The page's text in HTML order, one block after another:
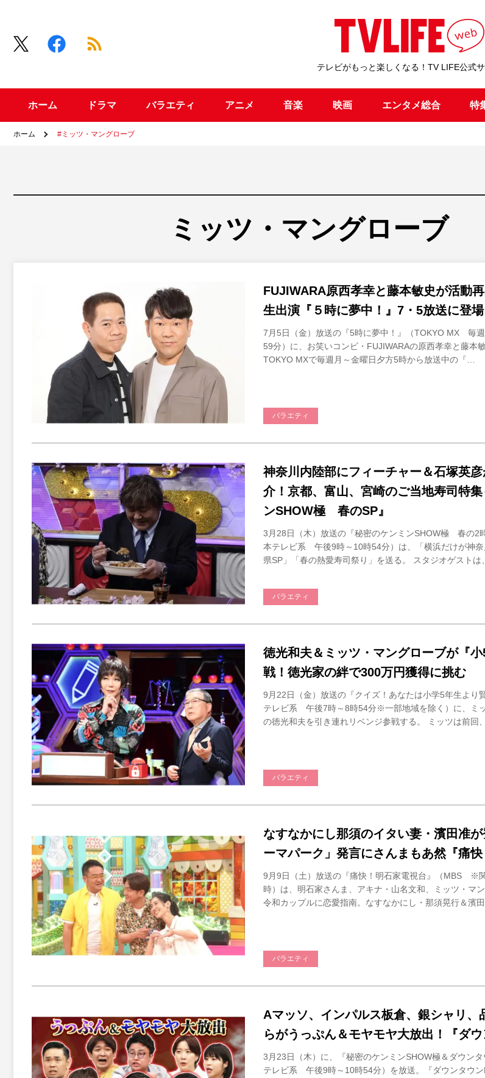
テレビがもっと楽しくなる！TV LIFE公式
ホーム ドラマ バラエティ アニメ 音楽 映画 エンタメ総合 特
ホーム #ミッツ・マングローブ
ミッツ・マングローブ
FUJIWARA原西孝幸と藤本敏史が活動
生出演『５時に夢中！』7・5放送に登場
7月5日（金）放送の『5時に夢中！』（TOKYO MX 毎
59分）に、お笑いコンビ・FUJIWARAの原西孝幸と藤本
TOKYO MXで毎週月～金曜日夕方5時から放送中の『…
バラエティ
神奈川内陸部にフィーチャー＆石塚英
介！京都、富山、宮崎のご当地寿司特集
ンSHOW極 春のSP』
3月28日（木）放送の『秘密のケンミンSHOW極 春の2
本テレビ系 午後9時～10時54分）は、「横浜だけが神奈
県SP」「春の熱愛寿司祭り」を送る。 スタジオゲストは
バラエティ
徳光和夫＆ミッツ・マングローブが『
戦！徳光家の絆で300万円獲得に挑む
9月22日（金）放送の『クイズ！あなたは小学5年生より
テレビ系 午後7時～8時54分※一部地域を除く）に、ミ
の徳光和夫を引き連れリベンジ参戦する。 ミッツは前回
バラエティ
なすなかにし那須のイタい妻・濱田准
ーマパーク」発言にさんまもあ然『痛快
9月9日（土）放送の『痛快！明石家電視台』（MBS ※
時）は、明石家さんま、アキナ・山名文和、ミッツ・マ
令和カップルに恋愛指南。なすなかにし・那須晃行＆濱
バラエティ
Aマッソ、インパルス板倉、銀シャリ、
らがうっぷん＆モヤモヤ大放出！『ダウ
3月23日（木）に、『秘密のケンミンSHOW極＆ダウン
テレビ系 午後9時～10時54分）を放送。『ダウンタウン